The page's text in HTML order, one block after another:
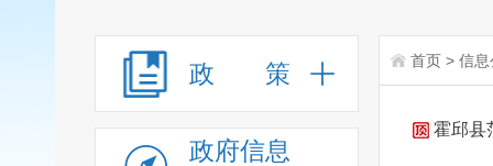
政 策
政府信息
首页 > 信息
霍邱县